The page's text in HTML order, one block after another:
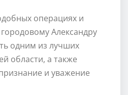
операциях и
Александру
одним из лучших
области, а также
и уважение